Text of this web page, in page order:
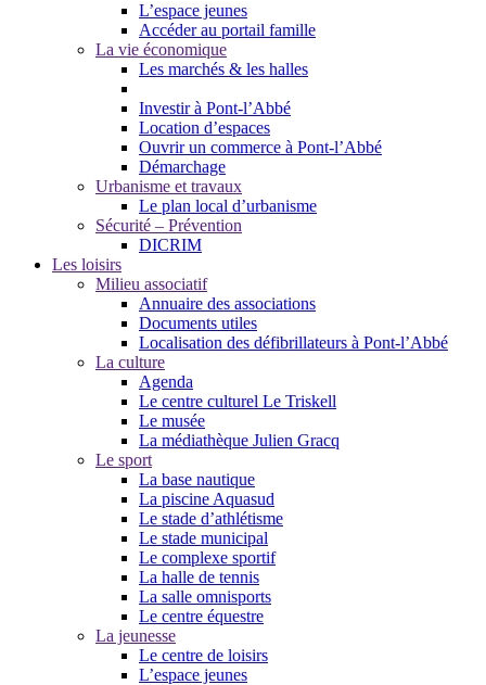
L’espace jeunes
Accéder au portail famille
La vie économique
Les marchés & les halles
Investir à Pont-l’Abbé
Location d’espaces
Ouvrir un commerce à Pont-l’Abbé
Démarchage
Urbanisme et travaux
Le plan local d’urbanisme
Sécurité – Prévention
DICRIM
Les loisirs
Milieu associatif
Annuaire des associations
Documents utiles
Localisation des défibrillateurs à Pont-l’Abbé
La culture
Agenda
Le centre culturel Le Triskell
Le musée
La médiathèque Julien Gracq
Le sport
La base nautique
La piscine Aquasud
Le stade d’athlétisme
Le stade municipal
Le complexe sportif
La halle de tennis
La salle omnisports
Le centre équestre
La jeunesse
Le centre de loisirs
L’espace jeunes